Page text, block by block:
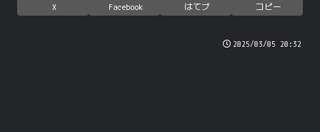
X Facebook はてブ コピー
2025/03/05 20:32